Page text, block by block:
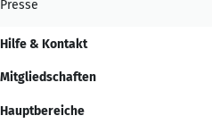
Presse
Hilfe & Kontakt
Mitgliedschaften
Hauptbereiche